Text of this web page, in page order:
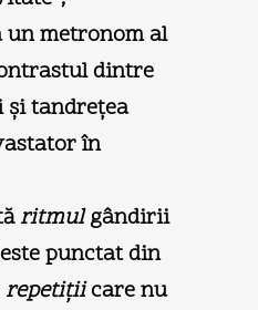
un metronom al
dintre
şi tandreţea
în
ritmulgândirii
punctat din
repetiţiicare nu